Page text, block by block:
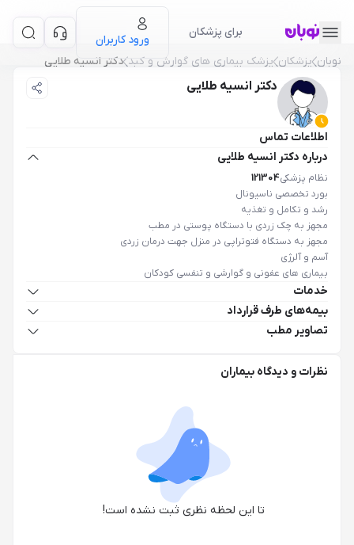
برای پزشکان
ورود کاربران
نوبان پزشکان پزشک بیماری های گوارش و کبد دکتر انسیه طلایی
دکتر انسیه طلایی
اطلاعات تماس
درباره دکتر انسیه طلایی
نظام پزشکی121304
بورد تخصصی ناسیونال
رشد و تکامل و تغذیه
مجهز به چک زردی با دستگاه پوستی در مطب
مجهز به دستگاه فتوتراپی در منزل جهت درمان زردی
آسم و آلرژی
بیماری های عفونی و گوارشی و تنفسی کودکان
خدمات
بیمه‌های طرف قرارداد
تصاویر مطب
نظرات و دیدگاه بیماران
تا این لحظه نظری ثبت نشده است!